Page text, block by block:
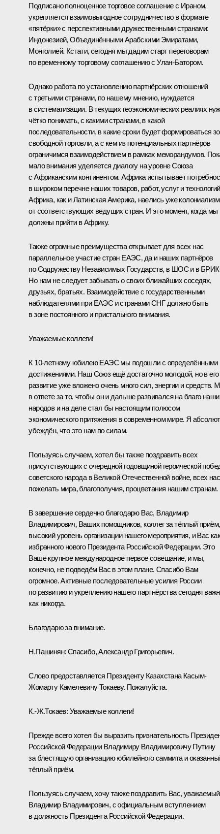
Подписано полноценное торговое соглашение с Ираном,
укрепляется взаимовыгодное сотрудничество в формате
«пятёрки» с перспективными дружественными странами:
Индонезией, Объединёнными Арабскими Эмиратами,
Монголией. Кстати, сегодня мы дадим старт переговорам
по временному торговому соглашению с Улан-Батором.
Однако работа по установлению партнёрских отношений
с третьими странами, по нашему мнению, нуждается
в систематизации. В текущих геоэкономических реалиях
чётко понимать, с какими странами, в какой
последовательности, в какие сроки будет формироваться
свободной торговли, а с кем из потенциальных партнёров
ограничимся взаимодействием в рамках меморандумов.
мало внимания уделяется диалогу на уровне Союза
с Африканским континентом. Африка испытывает
в широком перечне наших товаров, работ, услуг и
Африка, как и Латинская Америка, наелись уже
от соответствующих ведущих стран. И это момент, когда мы
должны прийти в Африку.
Также огромные преимущества открывает для всех нас
параллельное участие стран ЕАЭС, да и наших партнёров
по Содружеству Независимых Государств, в ШОС и в
Но нам не следует забывать о своих ближайших соседях,
друзьях, братьях. Взаимодействие с государственными
наблюдателями при ЕАЭС и странами СНГ должно быть
в зоне постоянного и пристального внимания.
Уважаемые коллеги!
К 10-летнему юбилею ЕАЭС мы подошли с определёнными
достижениями. Наш Союз ещё достаточно молодой, но в его
развитие уже вложено очень много сил, энергии и средств.
в ответе за то, чтобы он и дальше развивался на благо
народов и на деле стал бы настоящим полюсом
экономического притяжения в современном мире. Я
убеждён, что это нам по силам.
Пользуясь случаем, хотел бы также поздравить всех
присутствующих с очередной годовщиной героической
советского народа в Великой Отечественной войне, всех
пожелать мира, благополучия, процветания нашим странам.
В завершение сердечно благодарю Вас, Владимир
Владимирович, Ваших помощников, коллег за тёплый приём,
высокий уровень организации нашего мероприятия, и Вас
избранного нового Президента Российской Федерации. Это
Ваше крупное международное первое совещание, и мы,
конечно, не подведём Вас в этом плане. Спасибо Вам
огромное. Активные последовательные усилия России
по развитию и укреплению нашего партнёрства сегодня
как никогда.
Благодарю за внимание.
Н.Пашинян: Спасибо, Александр Григорьевич.
Слово предоставляется Президенту Казахстана Касым-
Жомарту Камелевичу Токаеву. Пожалуйста.
К.-Ж.Токаев: Уважаемые коллеги!
Прежде всего хотел бы выразить признательность
Российской Федерации Владимиру Владимировичу Путину
за блестящую организацию юбилейного саммита и
тёплый приём.
Пользуясь случаем, хочу также поздравить Вас, уважаемый
Владимир Владимирович, с официальным вступлением
в должность Президента Российской Федерации.